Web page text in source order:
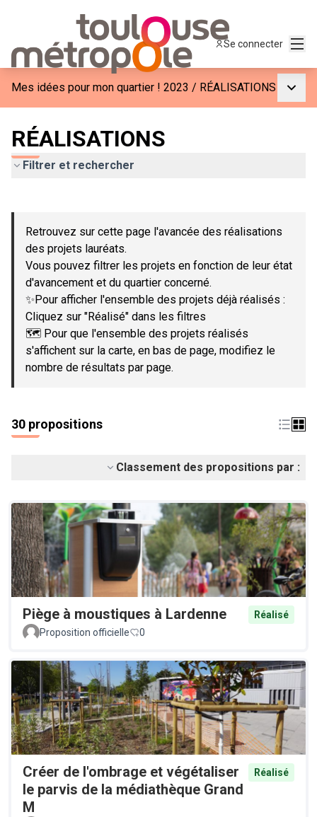
Se connecter
Mes idées pour mon quartier ! 2023 / RÉALISATIONS
RÉALISATIONS
Filtrer et rechercher
−
Retrouvez sur cette page l'avancée des réalisations
des projets lauréats.
Vous pouvez filtrer les projets en fonction de leur état
d'avancement et du quartier concerné.
✨Pour afficher l'ensemble des projets déjà réalisés :
Cliquez sur "Réalisé" dans les filtres
🗺️ Pour que l'ensemble des projets réalisés
s'affichent sur la carte, en bas de page, modifiez le
nombre de résultats par page.
30 propositions
Classement des propositions par :
Piège à moustiques à Lardenne
Réalisé
Proposition officielle
0
Créer de l'ombrage et végétaliser
le parvis de la médiathèque Grand
M
Réalisé